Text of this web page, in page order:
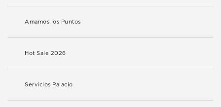
Amamos los Puntos
Hot Sale 2026
Servicios Palacio